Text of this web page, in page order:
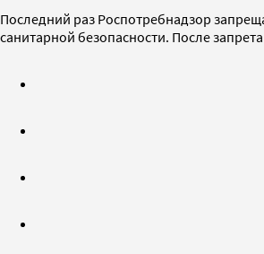
Последний раз Роспотребнадзор
санитарной безопасности. После